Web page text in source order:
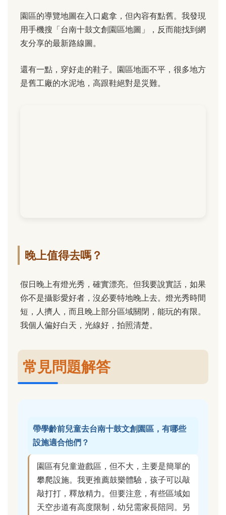
園區的導覽地圖在入口處拿，但內容有點舊。我發現
用手機搜「台南十鼓文創園區地圖」，反而能找到網
友分享的最新路線圖。
還有一點，穿好走的鞋子。園區地面不平，很多地方
是舊工廠的水泥地，高跟鞋絕對是災難。
晚上值得去嗎？
假日晚上有燈光秀，確實漂亮。但我要說實話，如果
你不是攝影愛好者，沒必要特地晚上去。燈光秀時間
短，人擠人，而且晚上部分區域關閉，能玩的有限。
我個人偏好白天，光線好，拍照清楚。
常見問題解答
帶學齡前兒童去台南十鼓文創園區，有哪些
設施適合他們？
園區有兒童遊戲區，但不大，主要是簡單的
攀爬設施。我更推薦鼓樂體驗，孩子可以敲
敲打打，釋放精力。但要注意，有些區域如
天空步道有高度限制，幼兒需家長陪同。另